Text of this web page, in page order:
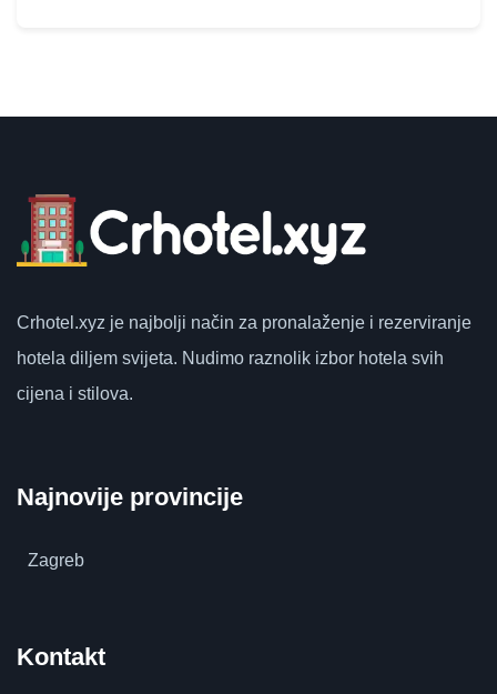
Crhotel.xyz je najbolji način za pronalaženje i rezerviranje
hotela diljem svijeta. Nudimo raznolik izbor hotela svih
cijena i stilova.
Najnovije provincije
Zagreb
Kontakt